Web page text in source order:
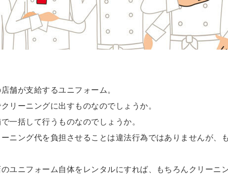
舗が支給するユニフォーム。
リーニングに出すものなのでしょうか。
一括して行うものなのでしょうか。
ニング代を負担させることは違法行為ではありませんが、
ユニフォーム自体をレンタルにすれば、もちろんクリーニ